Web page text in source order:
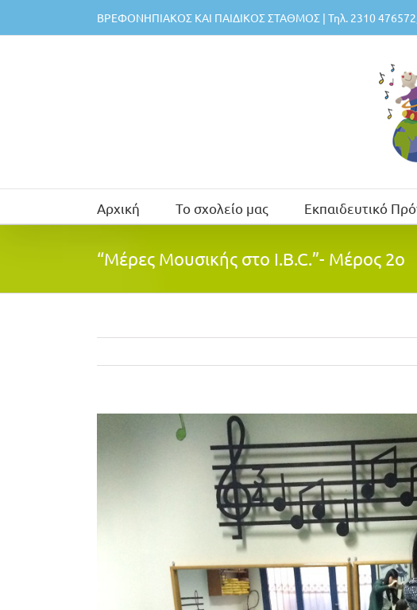
περιεχόμενο
ΒΡΕΦΟΝΗΠΙΑΚΟΣ ΚΑΙ ΠΑΙΔΙΚΟΣ ΣΤΑΘΜΟΣ | Τηλ. 2310
Αρχική Το σχολείο μας Εκπαιδευτικό
“Μέρες Μουσικής στο I.B.C.”- Μέρος 2ο